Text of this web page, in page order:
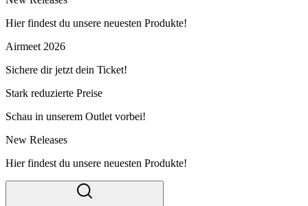
Hier findest du unsere neuesten Produkte!
Airmeet 2026
Sichere dir jetzt dein Ticket!
Stark reduzierte Preise
Schau in unserem Outlet vorbei!
New Releases
Hier findest du unsere neuesten Produkte!